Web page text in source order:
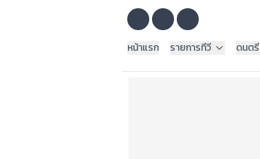
หน้าแรก
รายการทีวี ดนตรี